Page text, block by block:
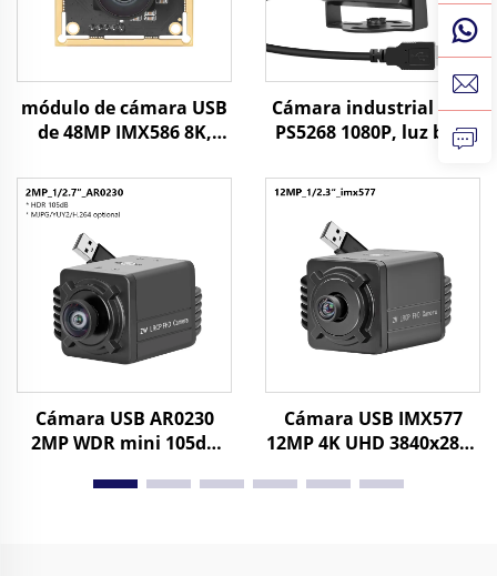
módulo de cámara USB
de 48MP IMX586 8K,
1/2, reconocimiento de
archivos de imagen
Cámara industrial USB
PS5268 1080P, luz baja
0,003 Lux, WDR, sensor
CMOS 2 MP, visión
nocturna Starlight,
cámara mini
Cámara USB AR0230
2MP WDR mini 105dB
MJPG/YUY2/H.264 alta
Cámara USB IMX577
12MP 4K UHD 3840x2880
controlador UVC para